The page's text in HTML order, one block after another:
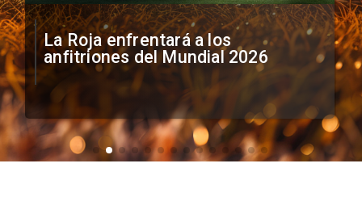
La Roja enfrentará a los
anfitriones del Mundial 2026